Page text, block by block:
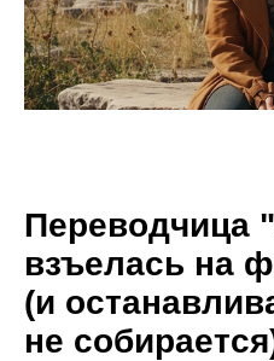
Переводчица
взъелась на
(и
не